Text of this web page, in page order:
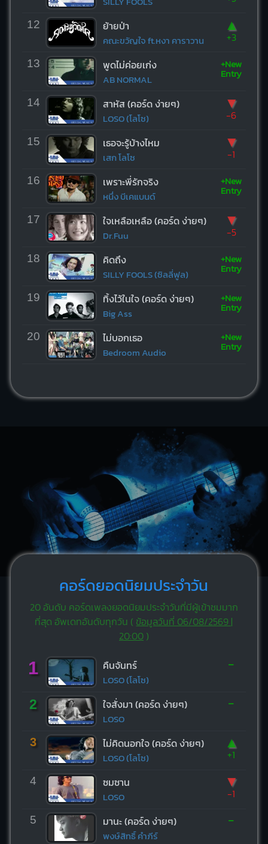
12 ย้ายป่า
คณะขวัญใจ ft.หงา คาราวาน
▲
+3
13 พูดไม่ค่อยเก่ง
AB NORMAL
+New
Entry
14 สาหัส (คอร์ด ง่ายๆ)
LOSO (โลโซ)
▼
-6
15 เธอจะรู้บ้างไหม
เสก โลโซ
▼
-1
16 เพราะพี่รักจริง
หนึ่ง บีเคแบนด์
+New
Entry
17 ใจเหลือเหลือ (คอร์ด ง่ายๆ)
Dr.Fuu
▼
-5
18 คิดถึง
SILLY FOOLS (ซิลลี่ฟูล)
+New
Entry
19 ทิ้งไว้ในใจ (คอร์ด ง่ายๆ)
Big Ass
+New
Entry
20 ไม่บอกเธอ
Bedroom Audio
+New
Entry
คอร์ดยอดนิยมประจำวัน
20 อันดับ คอร์ดเพลงยอดนิยมประจำวันที่มีผู้เข้าชมมาก
ที่สุด อัพเดทอันดับทุกวัน ( ข้อมูลวันที่ 06/08/2569 |
20:00)
1 คืนจันทร์
LOSO (โลโซ)
-
2 ใจสั่งมา (คอร์ด ง่ายๆ)
LOSO
-
3 ไม่คิดนอกใจ (คอร์ด ง่ายๆ)
LOSO (โลโซ)
▲
+1
4 ซมซาน
LOSO
▼
-1
5 มานะ (คอร์ด ง่ายๆ)
พงษ์สิทธิ์ คำภีร์
-